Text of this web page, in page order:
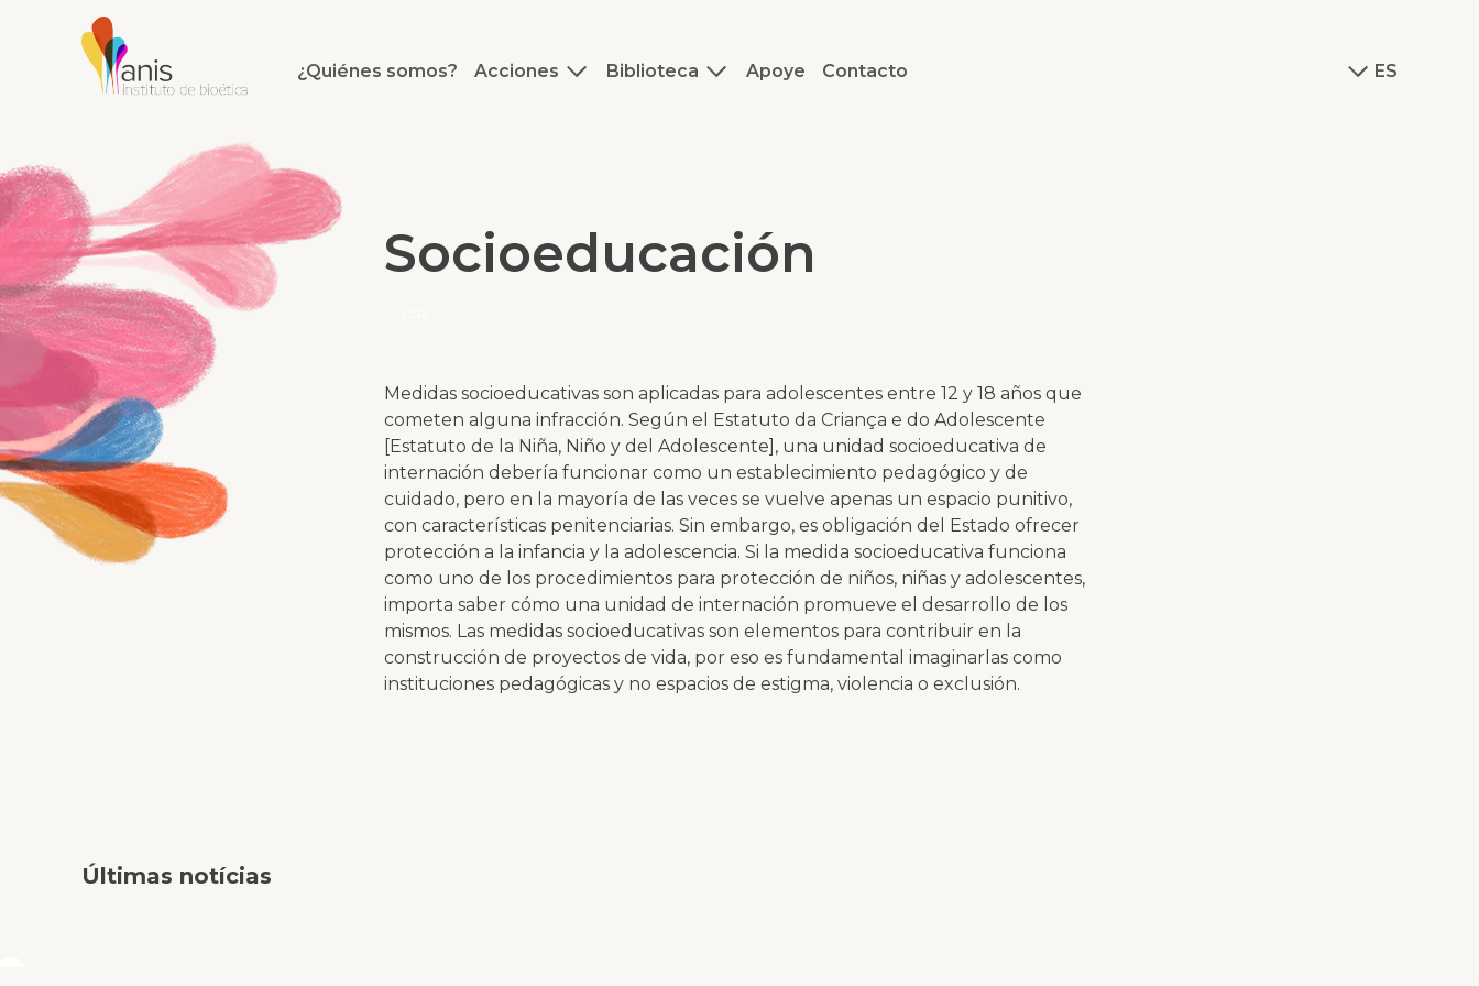
¿Quiénes somos? Acciones Biblioteca Apoye Contacto ES
Socioeducación
Medidas socioeducativas son aplicadas para adolescentes entre 12 y 18 años que
cometen alguna infracción. Según el Estatuto da Criança e do Adolescente
[Estatuto de la Niña, Niño y del Adolescente], una unidad socioeducativa de
internación debería funcionar como un establecimiento pedagógico y de
cuidado, pero en la mayoría de las veces se vuelve apenas un espacio punitivo,
con características penitenciarias. Sin embargo, es obligación del Estado ofrecer
protección a la infancia y la adolescencia. Si la medida socioeducativa funciona
como uno de los procedimientos para protección de niños, niñas y adolescentes,
importa saber cómo una unidad de internación promueve el desarrollo de los
mismos. Las medidas socioeducativas son elementos para contribuir en la
construcción de proyectos de vida, por eso es fundamental imaginarlas como
instituciones pedagógicas y no espacios de estigma, violencia o exclusión.
Últimas notícias